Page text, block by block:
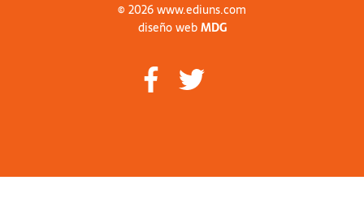
© 2026 www.ediuns.com
diseño webMDG